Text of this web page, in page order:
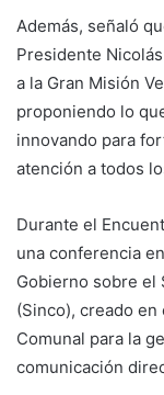
Además, señaló
Presidente
a la Gran Misión
proponiendo lo
innovando para
atención a todos
Durante el
una conferencia
Gobierno sobre el
(Sinco), creado
Comunal para la
comunicación